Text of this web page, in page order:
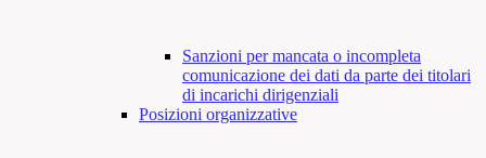
Sanzioni per mancata o incompleta
comunicazione dei dati da parte dei titolari
di incarichi dirigenziali
Posizioni organizzative